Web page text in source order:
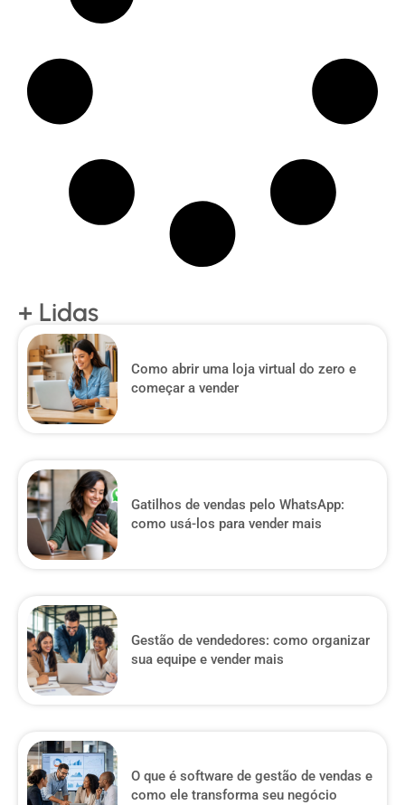
+ Lidas
Como abrir uma loja virtual do zero e
começar a vender
Gatilhos de vendas pelo WhatsApp:
como usá-los para vender mais
Gestão de vendedores: como organizar
sua equipe e vender mais
O que é software de gestão de vendas e
como ele transforma seu negócio